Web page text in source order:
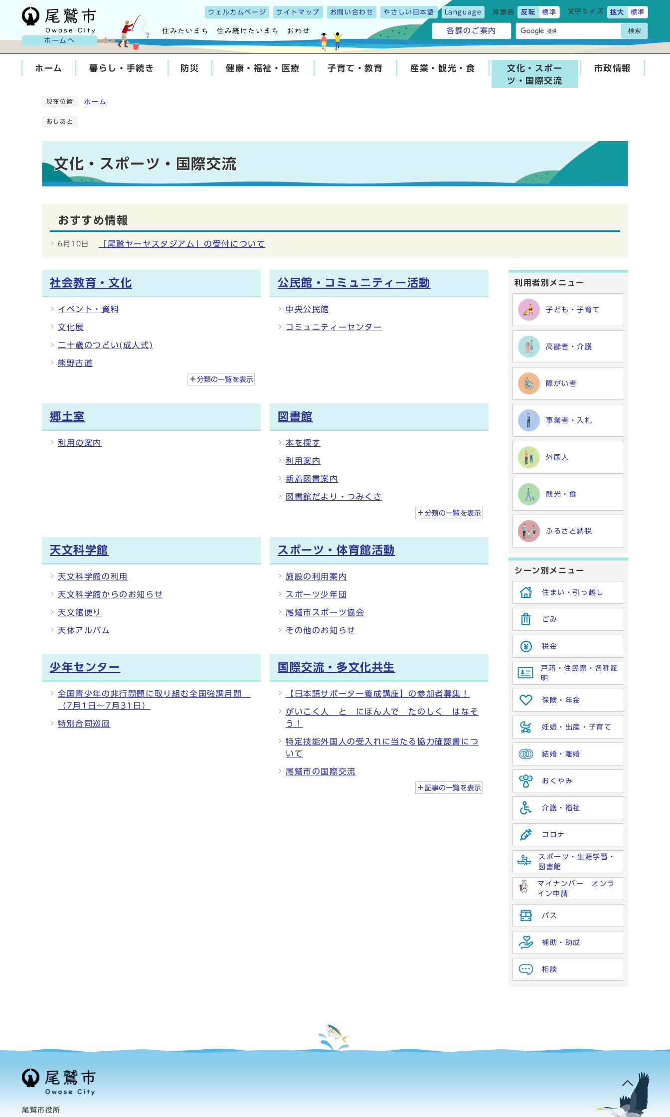
ホームへ
ウェルカムページ サイトマップ お問い合わせ やさしい日本語 Language 背景色 反転 標準 文字サイズ 拡大 標準
各課のご案内 検索
ホーム 暮らし・手続き 防災 健康・福祉・医療 子育て・教育 産業・観光・食
文化・スポー
ツ・国際交流
市政情報
現在位置 ホーム
あしあと
文化・スポーツ・国際交流
おすすめ情報
6月10日 「尾鷲ヤーヤスタジアム」の受付について
社会教育・文化
イベント・資料
文化展
二十歳のつどい(成人式)
熊野古道
分類の一覧を表示
公民館・コミュニティー活動
中央公民館
コミュニティーセンター
郷土室
利用の案内
図書館
本を探す
利用案内
新着図書案内
図書館だより・つみくさ
分類の一覧を表示
天文科学館
天文科学館の利用
天文科学館からのお知らせ
天文館便り
天体アルバム
スポーツ・体育館活動
施設の利用案内
スポーツ少年団
尾鷲市スポーツ協会
その他のお知らせ
少年センター
全国青少年の非行問題に取り組む全国強調月間
（7月1日～7月31日）
特別合同巡回
国際交流・多文化共生
【日本語サポーター養成講座】の参加者募集！
がいこく人 と にほん人で たのしく はなそ
う！
特定技能外国人の受入れに当たる協力確認書につ
いて
尾鷲市の国際交流
記事の一覧を表示
利用者別メニュー
子ども・子育て
高齢者・介護
障がい者
事業者・入札
外国人
観光・食
ふるさと納税
シーン別メニュー
住まい・引っ越し
ごみ
税金
戸籍・住民票・各種証
明
保険・年金
妊娠・出産・子育て
結婚・離婚
おくやみ
介護・福祉
コロナ
スポーツ・生涯学習・
図書館
マイナンバー オンラ
イン申請
バス
補助・助成
相談
尾鷲市役所